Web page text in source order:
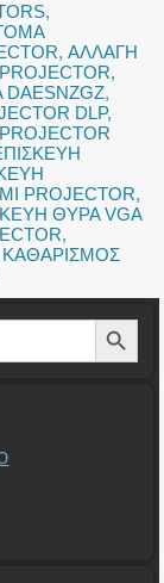
,
,ΑΛΛΑΓΗ
,
,
DLP,
PROJECTOR,
ΘΥΡΑ VGA
,
ΚΑΘΑΡΙΣΜΟΣ
Search Button